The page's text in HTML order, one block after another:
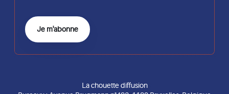
Je m'abonne
La chouette diffusion